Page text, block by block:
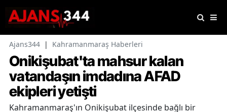
Ajans344 | Kahramanmaraş Haberleri
Onikişubat'ta mahsur kalan
vatandaşın imdadına AFAD
ekipleri yetişti
Kahramanmaraş'ın Onikişubat ilçesinde bağlı bir